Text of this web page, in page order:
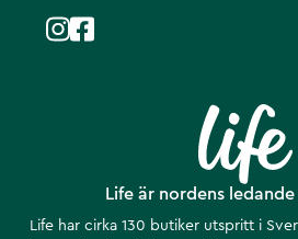
Life är nordens
Life har cirka 130 butiker utspritt i